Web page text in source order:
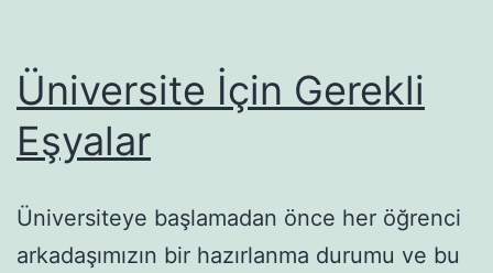
Üniversite İçin Gerekli
Eşyalar
Üniversiteye başlamadan önce her öğrenci
arkadaşımızın bir hazırlanma durumu ve bu